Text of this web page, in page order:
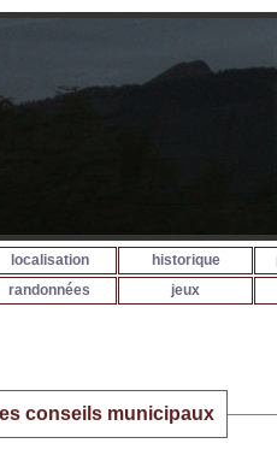
localisation historique
randonnées jeux
conseils municipaux